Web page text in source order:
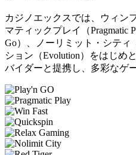
カジノエックスでは、ウィン
マティックプレイ（Pragmatic
Go）、ノーリミット・シティ
ション（Evolution）をはじめ
バイダーと提携し、多彩なゲ